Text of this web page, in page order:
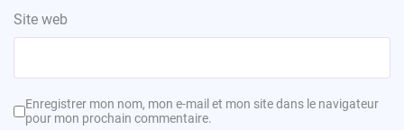
Site web
Enregistrer mon nom, mon e-mail et mon site dans le navigateur
pour mon prochain commentaire.